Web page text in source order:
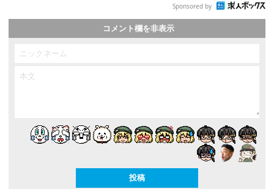
Sponsored by
コメント欄を非表示